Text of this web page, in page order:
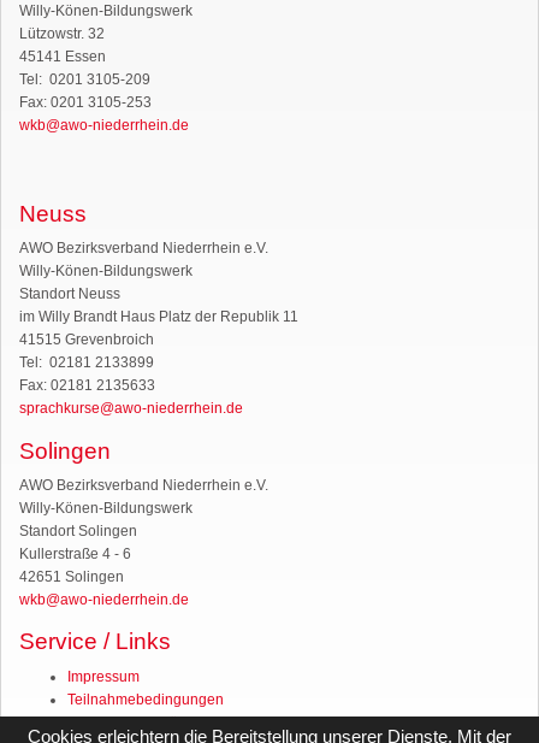
Willy-Könen-Bildungswerk
Lützowstr. 32
45141 Essen
Tel: 0201 3105-209
Fax: 0201 3105-253
wkb@awo-niederrhein.de
Neuss
AWO Bezirksverband Niederrhein e.V.
Willy-Könen-Bildungswerk
Standort Neuss
im Willy Brandt Haus Platz der Republik 11
41515 Grevenbroich
Tel: 02181 2133899
Fax: 02181 2135633
sprachkurse@awo-niederrhein.de
Solingen
AWO Bezirksverband Niederrhein e.V.
Willy-Könen-Bildungswerk
Standort Solingen
Kullerstraße 4 - 6
42651 Solingen
wkb@awo-niederrhein.de
Service / Links
Impressum
Teilnahmebedingungen
Wer war Willy Könen?
Cookies erleichtern die Bereitstellung unserer Dienste. Mit der